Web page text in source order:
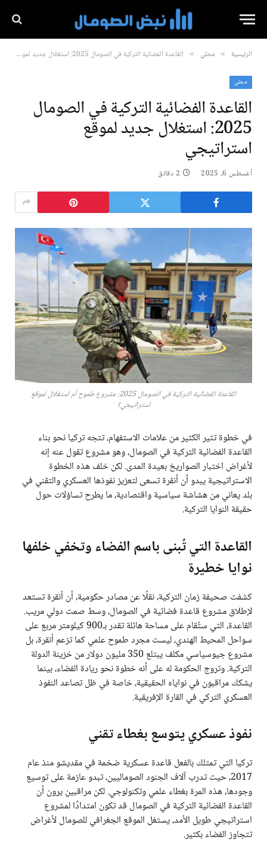
الرئيسية » محلي » القاعدة الفضائية التركية في الصومال 2025: استغلال جديد لموقع استراتيجي
محلي
القاعدة الفضائية التركية في الصومال
2025: استغلال جديد لموقع
استراتيجي
أغسطس 6, 2025 2 دقائق
القاعدة الفضائية التركية في الصومال 2025: مشروع طموح أم استغلال لموقع
استراتيجي؟
في خطوة تثير الكثير من علامات الاستفهام، تتجه تركيا نحو بناء
القاعدة الفضائية التركية في الصومال، وهو مشروع تقول عنه إنه
لأغراض اختبار الصواريخ بعيدة المدى. لكن خلف هذه الخطوة
الاستراتيجية يبدو أن أنقرة تسعى لتعزيز نفوذها العسكري والتقني في
بلد يعاني من هشاشة سياسية واقتصادية، ما يطرح تساؤلات حول
حقيقة النوايا التركية.
القاعدة التي تُبنى باسم الفضاء وتخفي خلفها
نوايا خطيرة
كشفت صحيفة زمان التركية، نقلًا عن مصادر حكومية، أن أنقرة تستعد
لإطلاق مشروع قاعدة فضائية في الصومال، وسط صمت دولي مريب.
القاعدة، التي ستُقام على مساحة هائلة تقدر بـ900 كيلومتر مربع على
سواحل المحيط الهندي، ليست مجرد طموح علمي كما تزعم أنقرة، بل
مشروع جيوسياسي مكلف يبتلع 350 مليون دولار من خزينة الدولة
التركية. وتروج الحكومة له على أنه خطوة نحو ريادة الفضاء، بينما
يشكك مراقبون في نواياه الحقيقية، خاصة في ظل تصاعد النفوذ
العسكري التركي في القارة الإفريقية.
نفوذ عسكري يتوسع بغطاء تقني
تركيا التي تمتلك بالفعل قاعدة عسكرية ضخمة في مقديشو منذ عام
2017، حيث تدرب آلاف الجنود الصوماليين، تبدو عازمة على توسيع
وجودها، هذه المرة بغطاء علمي وتكنولوجي. لكن مراقبين يرون أن
القاعدة الفضائية التركية في الصومال قد تكون امتدادًا لمشروع
استراتيجي طويل الأمد، يستغل الموقع الجغرافي للصومال لأغراض
تتجاوز الفضاء بكثير.